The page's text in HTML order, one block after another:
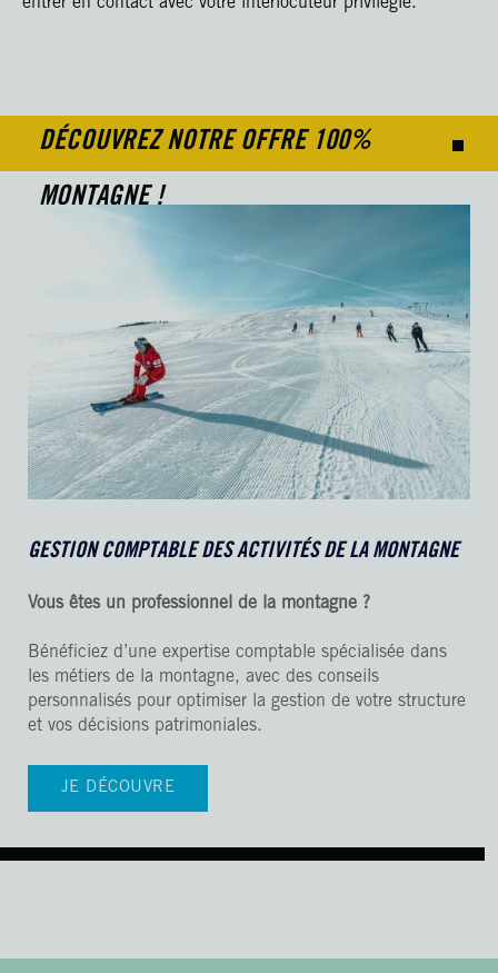
DÉCOUVREZ NOTRE OFFRE 100%
MONTAGNE !
GESTION COMPTABLE DES ACTIVITÉS DE LA MONTAGNE
Vous êtes un professionnel de la montagne ?
Bénéficiez d’une expertise comptable spécialisée dans
les métiers de la montagne, avec des conseils
personnalisés pour optimiser la gestion de votre structure
et vos décisions patrimoniales.
JE DÉCOUVRE